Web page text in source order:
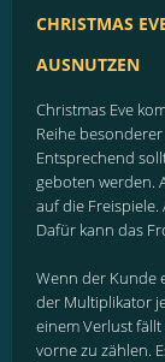
CHRISTMAS
AUSNUTZEN
Christmas Eve
Reihe
Entsprechend
geboten werden.
auf die
Dafür kann das
Wenn der Kunde
der Multiplikator
einem Verlust
vorne zu zählen.